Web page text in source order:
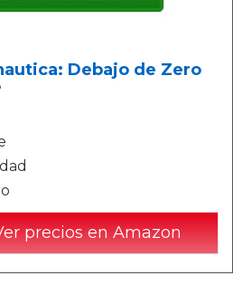
Debajo de Zero
precios en Amazon